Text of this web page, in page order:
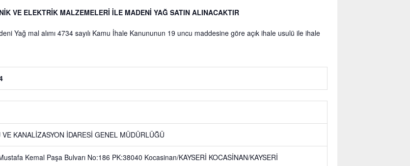
VE ELEKTRİK MALZEMELERİ İLE MADENİ YAĞ SATIN ALINACAKTIR
Yağ mal alımı 4734 sayılı Kamu İhale Kanununun 19 uncu maddesine göre açık ihale usulü ile ihale
VE KANALİZASYON İDARESİ GENEL MÜDÜRLÜĞÜ
Kemal Paşa Bulvarı No:186 PK:38040 Kocasinan/KAYSERİ KOCASİNAN/KAYSERİ